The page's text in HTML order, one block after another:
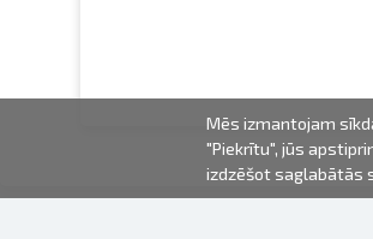
Mēs izmantojam
"Piekrītu", jūs
izdzēšot saglabātās